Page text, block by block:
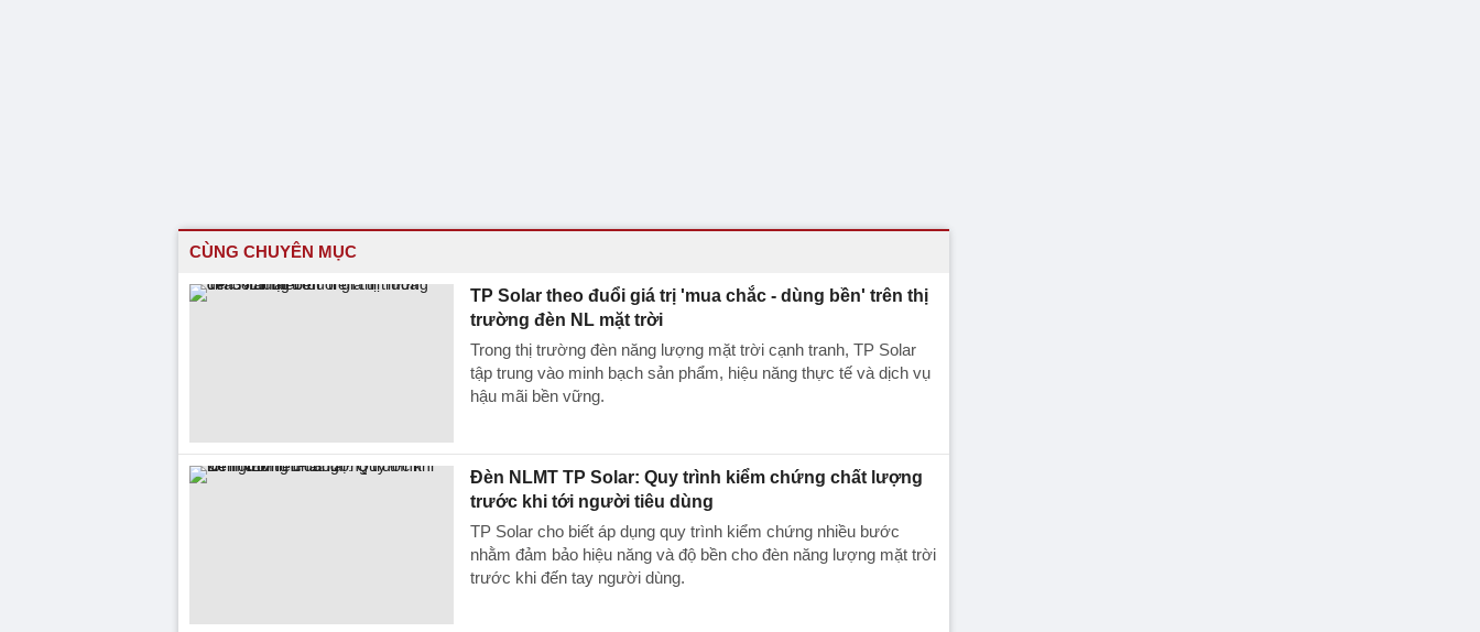
CÙNG CHUYÊN MỤC
TP Solar theo đuổi giá trị 'mua chắc - dùng bền' trên thị
trường đèn NL mặt trời
Trong thị trường đèn năng lượng mặt trời cạnh tranh, TP Solar
tập trung vào minh bạch sản phẩm, hiệu năng thực tế và dịch vụ
hậu mãi bền vững.
Đèn NLMT TP Solar: Quy trình kiểm chứng chất lượng
trước khi tới người tiêu dùng
TP Solar cho biết áp dụng quy trình kiểm chứng nhiều bước
nhằm đảm bảo hiệu năng và độ bền cho đèn năng lượng mặt trời
trước khi đến tay người dùng.